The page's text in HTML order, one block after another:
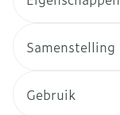
Samenstelling
Gebruik